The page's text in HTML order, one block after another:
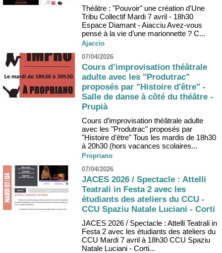
Théâtre : "Pouvoir" une création d'Une
Tribu Collectif Mardi 7 avril - 18h30
Espace Diamant - Aiacciu Avez-vous
pensé à la vie d’une marionnette ? C...
Ajaccio
07/04/2026
Cours d’improvisation théâtrale
adulte avec les "Produtrac"
proposés par "Histoire d'être" -
Salle de danse à côté du théâtre -
Prupià
Cours d’improvisation théâtrale adulte
avec les "Produtrac" proposés par
"Histoire d'être" Tous les mardis de 18h30
à 20h30 (hors vacances scolaires...
Propriano
07/04/2026
JACES 2026 / Spectacle : Attelli
Teatrali in Festa 2 avec les
étudiants des ateliers du CCU -
CCU Spaziu Natale Luciani - Corti
JACES 2026 / Spectacle : Attelli Teatrali in
Festa 2 avec les étudiants des ateliers du
CCU Mardi 7 avril à 18h30 CCU Spaziu
Natale Luciani - Corti...